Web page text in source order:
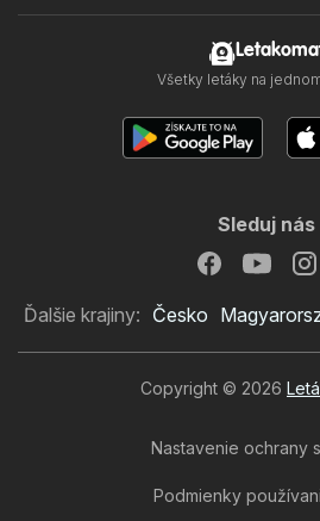
Všetky letáky na
Sleduj nás
Ďalšie krajiny: Česko
Copyright © 2026
Nastavenie ochrany
Podmienky